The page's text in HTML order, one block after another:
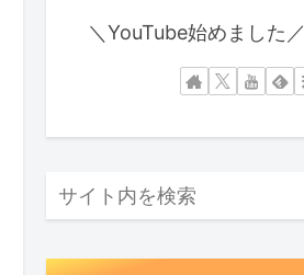
＼YouTube始めました／